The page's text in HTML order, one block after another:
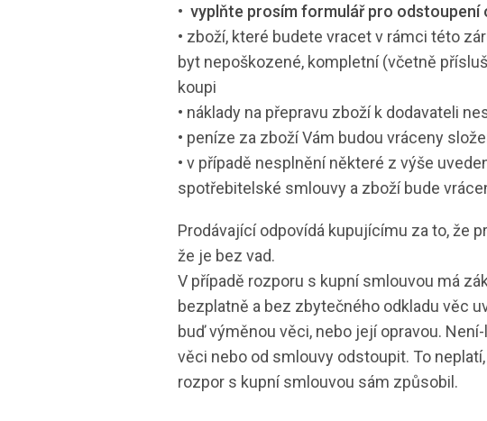
• vyplňte prosím formulář pro odstoupení
• zboží, které budete vracet v rámci této
byt nepoškozené, kompletní (včetně
koupi
• náklady na přepravu zboží k dodavateli
• peníze za zboží Vám budou vráceny
• v případě nesplnění některé z výše
spotřebitelské smlouvy a zboží bude
Prodávající odpovídá kupujícímu za to, že
že je bez vad.
V případě rozporu s kupní smlouvou má
bezplatně a bez zbytečného odkladu věc
buď výměnou věci, nebo její opravou.
věci nebo od smlouvy odstoupit. To
rozpor s kupní smlouvou sám způsobil.